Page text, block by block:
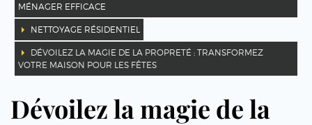
MÉNAGER EFFICACE
NETTOYAGE RÉSIDENTIEL
DÉVOILEZ LA MAGIE DE LA PROPRETÉ : TRANSFORMEZ
VOTRE MAISON POUR LES FÊTES
Dévoilez la magie de la